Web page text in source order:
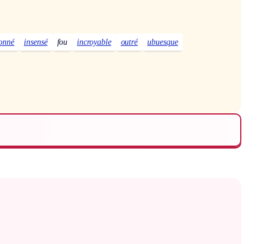
insensé fou incroyable outré
ubuesque